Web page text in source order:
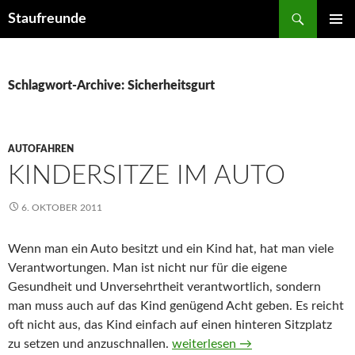
Staufreunde
Schlagwort-Archive: Sicherheitsgurt
AUTOFAHREN
KINDERSITZE IM AUTO
6. OKTOBER 2011
Wenn man ein Auto besitzt und ein Kind hat, hat man viele
Verantwortungen. Man ist nicht nur für die eigene
Gesundheit und Unversehrtheit verantwortlich, sondern
man muss auch auf das Kind genügend Acht geben. Es reicht
oft nicht aus, das Kind einfach auf einen hinteren Sitzplatz
zu setzen und anzuschnallen. Kindersitze im Auto
weiterlesen →